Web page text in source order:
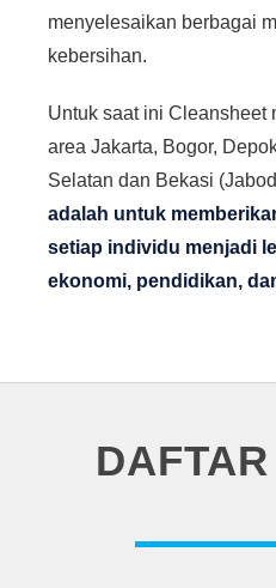
menyelesaikan berbagai
kebersihan.
Untuk saat ini Cleansheet
area Jakarta, Bogor,
Selatan dan Bekasi
adalah untuk
setiap individu menjadi
ekonomi, pendidikan,